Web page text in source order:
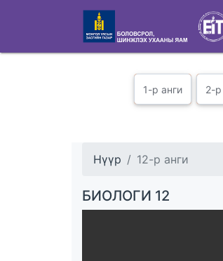
1-р анги 2-р
Нүүр 12-р анги
БИОЛОГИ 12